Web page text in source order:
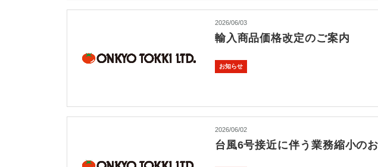
2026/06/03
輸入商品価格改定のご案内
お知らせ
2026/06/02
台風6号接近に伴う業務縮小の